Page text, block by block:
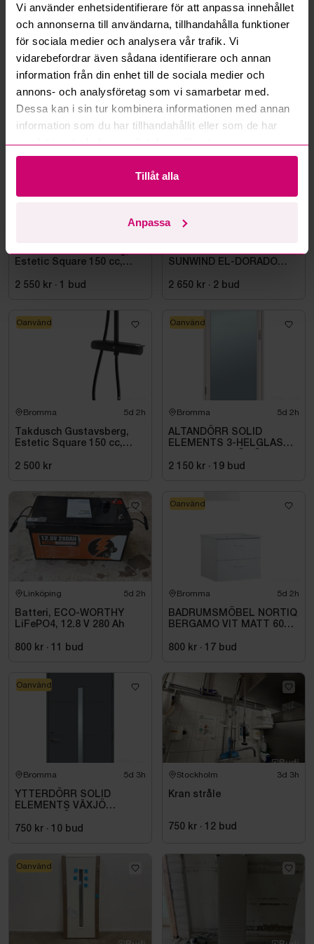
Vi använder enhetsidentifierare för att anpassa innehållet
och annonserna till användarna, tillhandahålla funktioner
för sociala medier och analysera vår trafik. Vi
vidarebefordrar även sådana identifierare och annan
information från din enhet till de sociala medier och
annons- och analysföretag som vi samarbetar med.
Dessa kan i sin tur kombinera informationen med annan
information som du har tillhandahållit eller som de har
samlat in när du har använt deras tjänster.
Tillåt alla
Anpassa
Kan ni frakta mina vunna objekt?
Läs fler frågor och svar
Mer från samma kategori
5d 2h
Estetic Square 150 cc,
2 550 kr · 1 bud
Bromma
SUNWIND EL-DORADO
2 650 kr · 2 bud
Bromma 5d 2h
Takdusch Gustavsberg,
Estetic Square 150 cc,
2 500 kr
Oanvänd
Bromma 5d 2h
ALTANDÖRR SOLID
ELEMENTS 3-HELGLAS
2 150 kr · 19 bud
Oanvänd
Linköping 5d 2h
Batteri, ECO-WORTHY
LiFePO4, 12.8 V 280 Ah
800 kr · 11 bud
Bromma 5d 2h
BADRUMSMÖBEL NORTIQ
BERGAMO VIT MATT 60
800 kr · 17 bud
Oanvänd
Bromma 5d 3h
YTTERDÖRR SOLID
ELEMENTS VÄXJÖ
750 kr · 10 bud
Oanvänd
Stockholm 3d 3h
Kran stråle
750 kr · 12 bud
Oanvänd